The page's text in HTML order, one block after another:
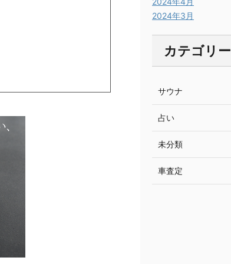
2024年3月
カテゴリー
サウナ
占い
未分類
車査定